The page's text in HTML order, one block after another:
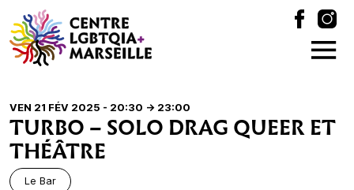
VEN 21 FÉV 2025 - 20:30 -> 23:00
TURBO – SOLO DRAG QUEER ET
THÉÂTRE
Le Bar